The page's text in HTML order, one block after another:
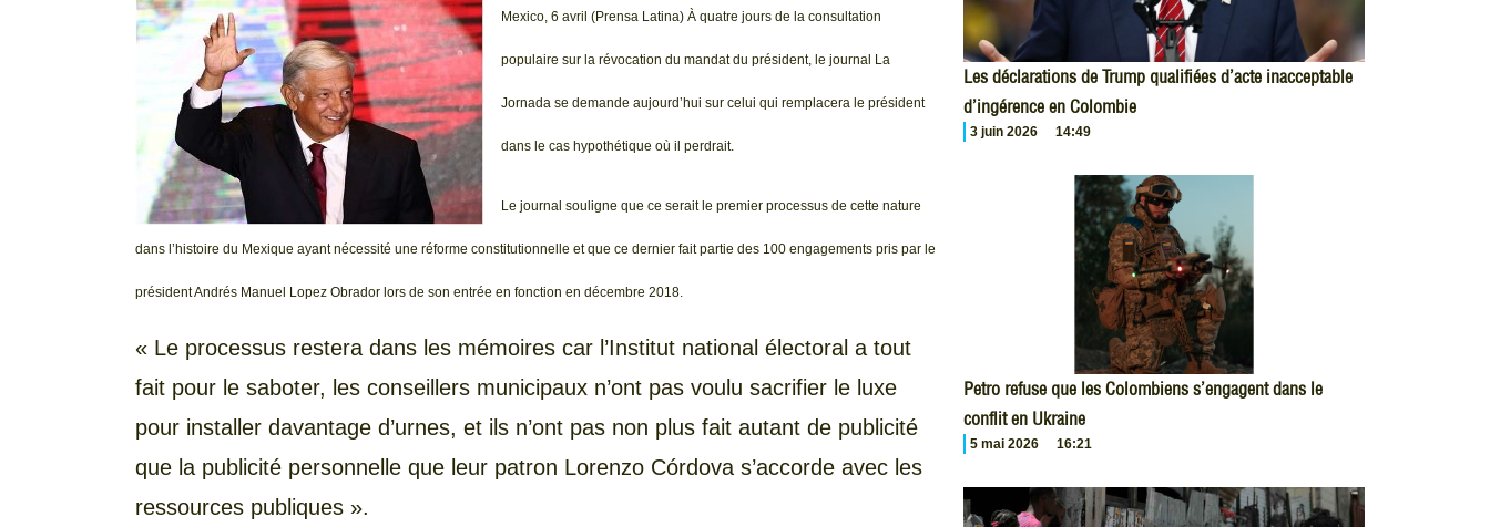
Mexico, 6 avril (Prensa Latina) À quatre jours de la consultation
populaire sur la révocation du mandat du président, le journal La
Jornada se demande aujourd’hui sur celui qui remplacera le président
dans le cas hypothétique où il perdrait.
Le journal souligne que ce serait le premier processus de cette nature
dans l’histoire du Mexique ayant nécessité une réforme constitutionnelle et que ce dernier fait partie des 100 engagements pris par le
président Andrés Manuel Lopez Obrador lors de son entrée en fonction en décembre 2018.
« Le processus restera dans les mémoires car l’Institut national électoral a tout
fait pour le saboter, les conseillers municipaux n’ont pas voulu sacrifier le luxe
pour installer davantage d’urnes, et ils n’ont pas non plus fait autant de publicité
que la publicité personnelle que leur patron Lorenzo Córdova s’accorde avec les
ressources publiques ».
Les déclarations de Trump qualifiées d’acte inacceptable
d’ingérence en Colombie
3 juin 2026 14:49
Petro refuse que les Colombiens s’engagent dans le
conflit en Ukraine
5 mai 2026 16:21